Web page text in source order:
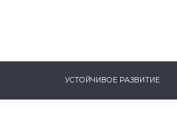
Неделя с ТМК. Выпуск №27 (225)
УСТОЙЧИВОЕ РАЗВИТИЕ